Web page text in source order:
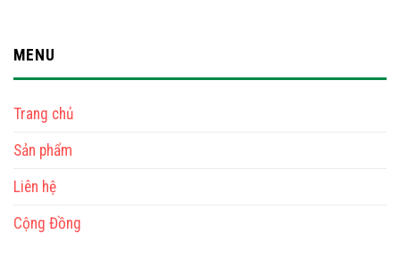
MENU
Trang chủ
Sản phẩm
Liên hệ
Cộng Đồng